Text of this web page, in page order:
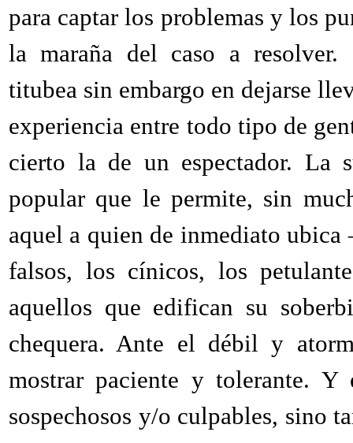
para captar los problemas y los
la maraña del caso a resolver.
titubea sin embargo en dejarse
experiencia entre todo tipo de
cierto la de un espectador. La
popular que le permite, sin
aquel a quien de inmediato
falsos, los cínicos, los
aquellos que edifican su
chequera. Ante el débil y
mostrar paciente y tolerante.
sospechosos y/o culpables, sino